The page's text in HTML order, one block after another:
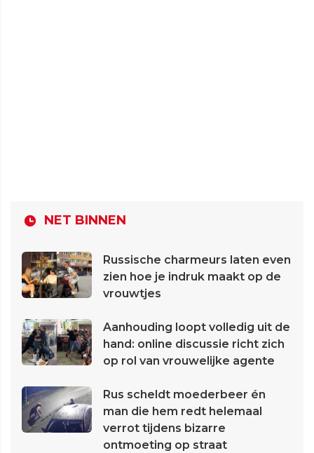
NET BINNEN
Russische charmeurs laten even
zien hoe je indruk maakt op de
vrouwtjes
Aanhouding loopt volledig uit de
hand: online discussie richt zich
op rol van vrouwelijke agente
Rus scheldt moederbeer én
man die hem redt helemaal
verrot tijdens bizarre
ontmoeting op straat